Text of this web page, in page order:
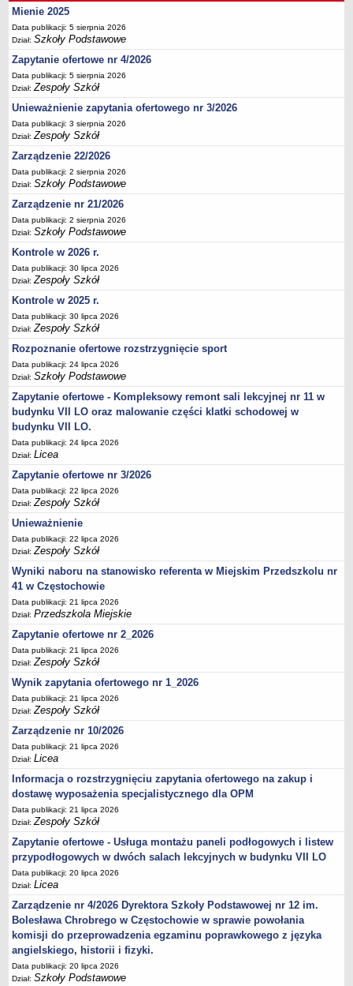
Dane podstawowe
Statut
Majątek
Godziny dyżurów
Ogłoszenia
Zarządzenia
Rejestry, ewidencje, archiwa
Kontrole
PONOWNE WYKORZYSTYWANIE
Sprawozdania
Deklaracja dostępności
DEKLARACJA DOSTĘPNOŚCI
OŚWIADCZENIA MAJĄTKOWE
PONOWNE WYKORZYSTYWANIE
UDOSTĘPNIANIE INFORMACJI PUBLICZNEJ
OCHRONA DANYCH OSOBOWYCH
Mienie 2025
Data publikacji: 5 sierpnia 2026
Dział:Szkoły Podstawowe
Zapytanie ofertowe nr 4/2026
Data publikacji: 5 sierpnia 2026
Dział:Zespoły Szkół
Unieważnienie zapytania ofertowego nr 3/2026
Data publikacji: 3 sierpnia 2026
Dział:Zespoły Szkół
Zarządzenie 22/2026
Data publikacji: 2 sierpnia 2026
Dział:Szkoły Podstawowe
Zarządzenie nr 21/2026
Data publikacji: 2 sierpnia 2026
Dział:Szkoły Podstawowe
Kontrole w 2026 r.
Data publikacji: 30 lipca 2026
Dział:Zespoły Szkół
Kontrole w 2025 r.
Data publikacji: 30 lipca 2026
Dział:Zespoły Szkół
Rozpoznanie ofertowe rozstrzygnięcie sport
Data publikacji: 24 lipca 2026
Dział:Szkoły Podstawowe
Zapytanie ofertowe - Kompleksowy remont sali lekcyjnej nr 11 w
budynku VII LO oraz malowanie części klatki schodowej w
budynku VII LO.
Data publikacji: 24 lipca 2026
Dział:Licea
Zapytanie ofertowe nr 3/2026
Data publikacji: 22 lipca 2026
Dział:Zespoły Szkół
Unieważnienie
Data publikacji: 22 lipca 2026
Dział:Zespoły Szkół
Wyniki naboru na stanowisko referenta w Miejskim Przedszkolu nr
41 w Częstochowie
Data publikacji: 21 lipca 2026
Dział:Przedszkola Miejskie
Zapytanie ofertowe nr 2_2026
Data publikacji: 21 lipca 2026
Dział:Zespoły Szkół
Wynik zapytania ofertowego nr 1_2026
Data publikacji: 21 lipca 2026
Dział:Zespoły Szkół
Zarządzenie nr 10/2026
Data publikacji: 21 lipca 2026
Dział:Licea
Informacja o rozstrzygnięciu zapytania ofertowego na zakup i
dostawę wyposażenia specjalistycznego dla OPM
Data publikacji: 21 lipca 2026
Dział:Zespoły Szkół
Zapytanie ofertowe - Usługa montażu paneli podłogowych i listew
przypodłogowych w dwóch salach lekcyjnych w budynku VII LO
Data publikacji: 20 lipca 2026
Dział:Licea
Zarządzenie nr 4/2026 Dyrektora Szkoły Podstawowej nr 12 im.
Bolesława Chrobrego w Częstochowie w sprawie powołania
komisji do przeprowadzenia egzaminu poprawkowego z języka
angielskiego, historii i fizyki.
Data publikacji: 20 lipca 2026
Dział:Szkoły Podstawowe